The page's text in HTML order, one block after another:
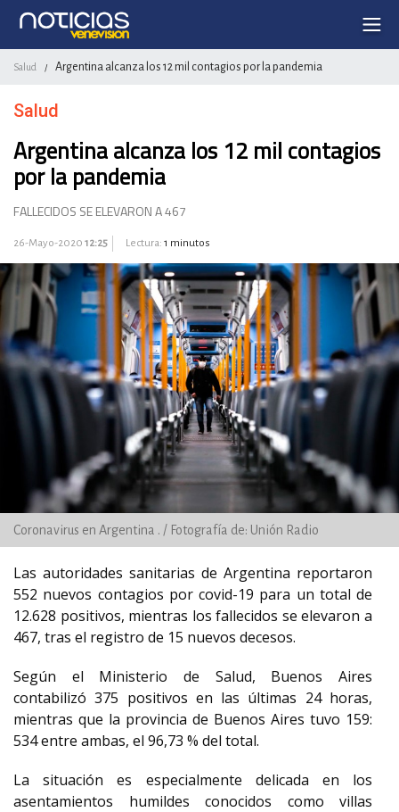
Salud / Argentina alcanza los 12 mil contagios por la pandemia
Salud
Argentina alcanza los 12 mil contagios
por la pandemia
FALLECIDOS SE ELEVARON A 467
26-Mayo-2020 12:25 Lectura: 1 minutos
Coronavirus en Argentina . / Fotografía de: Unión Radio
Las autoridades sanitarias de Argentina reportaron
552 nuevos contagios por covid-19 para un total de
12.628 positivos, mientras los fallecidos se elevaron a
467, tras el registro de 15 nuevos decesos.
Según el Ministerio de Salud, Buenos Aires
contabilizó 375 positivos en las últimas 24 horas,
mientras que la provincia de Buenos Aires tuvo 159:
534 entre ambas, el 96,73 % del total.
La situación es especialmente delicada en los
asentamientos humildes conocidos como villas